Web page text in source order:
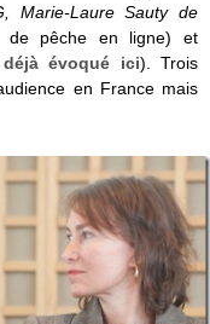
Marie-Laure Sauty de
de pêche en ligne) et
déjà évoqué ici). Trois
en France mais